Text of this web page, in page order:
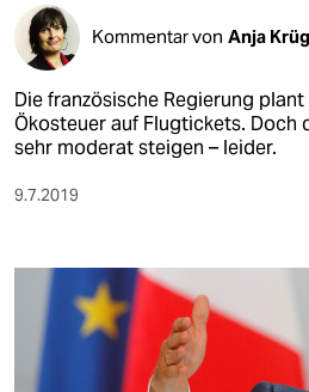
Kommentar von Anja
Die französische Regierung
Ökosteuer auf Flugtickets. Doch
sehr moderat steigen – leider.
9.7.2019